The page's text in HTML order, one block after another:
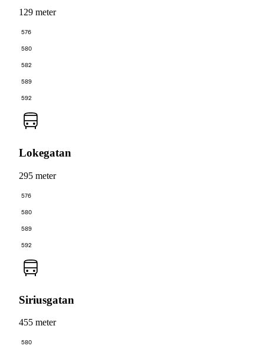
129 meter
576
580
582
589
592
Lokegatan
295 meter
576
580
589
592
Siriusgatan
455 meter
580